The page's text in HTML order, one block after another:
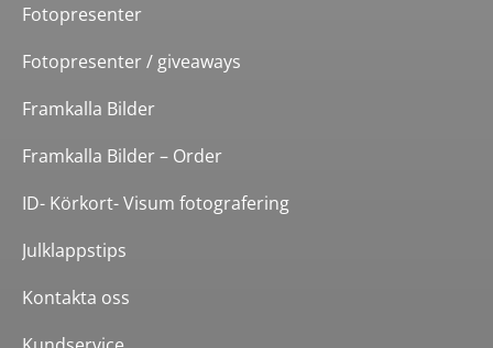
Fotopresenter
Fotopresenter / giveaways
Framkalla Bilder
Framkalla Bilder – Order
ID- Körkort- Visum fotografering
Julklappstips
Kontakta oss